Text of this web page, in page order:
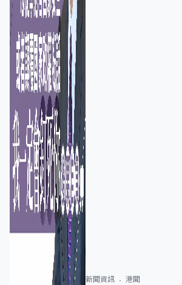
新聞資訊 港聞